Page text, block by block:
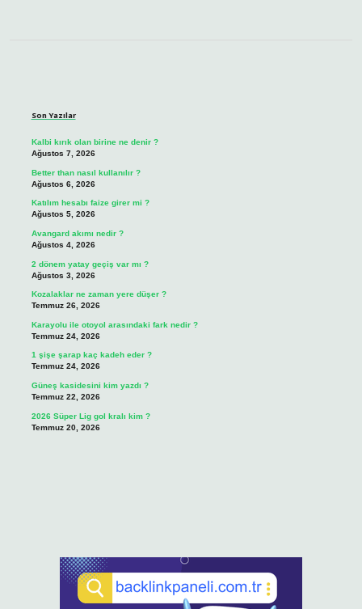
Son Yazılar
Kalbi kırık olan birine ne denir ?
Ağustos 7, 2026
Better than nasıl kullanılır ?
Ağustos 6, 2026
Katılım hesabı faize girer mi ?
Ağustos 5, 2026
Avangard akımı nedir ?
Ağustos 4, 2026
2 dönem yatay geçiş var mı ?
Ağustos 3, 2026
Kozalaklar ne zaman yere düşer ?
Temmuz 26, 2026
Karayolu ile otoyol arasındaki fark nedir ?
Temmuz 24, 2026
1 şişe şarap kaç kadeh eder ?
Temmuz 24, 2026
Güneş kasidesini kim yazdı ?
Temmuz 22, 2026
2026 Süper Lig gol kralı kim ?
Temmuz 20, 2026